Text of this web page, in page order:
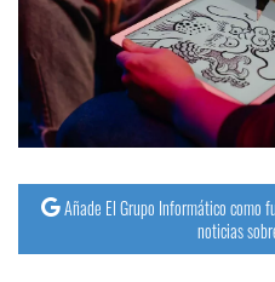
Operadores
Trucos
y
Tutoriales
Añade El Grupo Informático como
noticias